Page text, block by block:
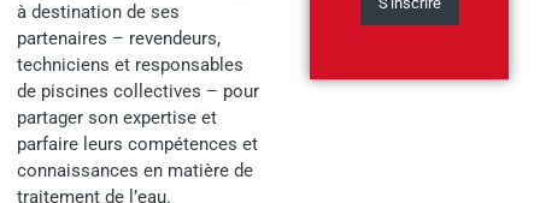
à destination de ses
partenaires – revendeurs,
techniciens et responsables
de piscines collectives – pour
partager son expertise et
parfaire leurs compétences et
connaissances en matière de
traitement de l’eau.